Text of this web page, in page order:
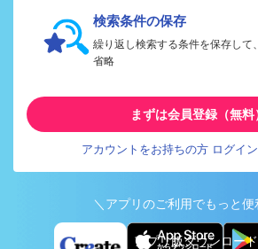
検索条件の保存
繰り返し検索する条件を保存して
省略
まずは会員登録（無料
アカウントをお持ちの方 ログイ
＼アプリのご利用でもっと便
アプリ版ダウンロー